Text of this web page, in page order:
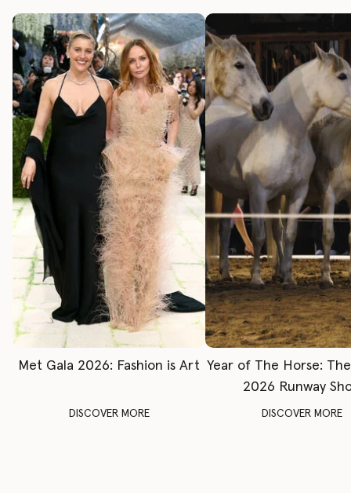
Met Gala 2026: Fashion is Art
DISCOVER MORE
Year of The Horse:
2026 Runway
DISCOVER MORE